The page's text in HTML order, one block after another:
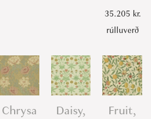
35.205 kr.
rúlluverð
Chrysa
Daisy,
Fruit,